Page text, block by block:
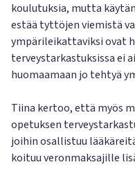
koulutuksia, mutta
estää tyttöjen viemistä
ympärileikattaviksi ovat
terveystarkastuksissa ei
huomaamaan jo tehtyä
Tiina kertoo, että myös
opetuksen
joihin osallistuu
koituu veronmaksajille